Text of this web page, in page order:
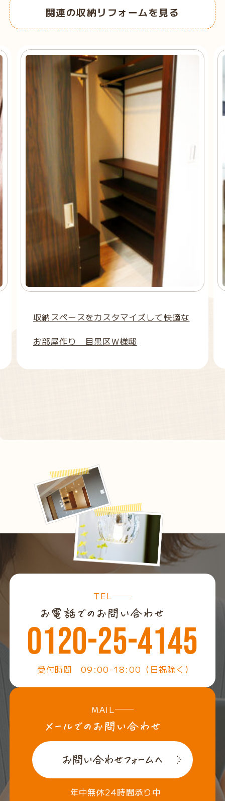
関連の収納リフォームを見る
収納スペースをカスタマイズして快適な
お部屋作り 目黒区W様邸
TEL
0120-25-4145
受付時間 09:00-18:00（日祝除く）
MAIL
年中無休24時間承り中